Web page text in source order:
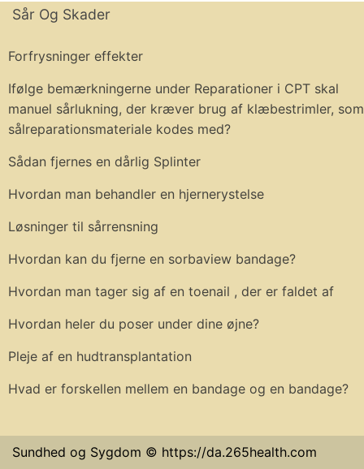
Sår Og Skader
Forfrysninger effekter
Ifølge bemærkningerne under Reparationer i CPT skal
manuel sårlukning, der kræver brug af klæbestrimler, som
sålreparationsmateriale kodes med?
Sådan fjernes en dårlig Splinter
Hvordan man behandler en hjernerystelse
Løsninger til sårrensning
Hvordan kan du fjerne en sorbaview bandage?
Hvordan man tager sig af en toenail , der er faldet af
Hvordan heler du poser under dine øjne?
Pleje af en hudtransplantation
Hvad er forskellen mellem en bandage og en bandage?
Sundhed og Sygdom © https://da.265health.com